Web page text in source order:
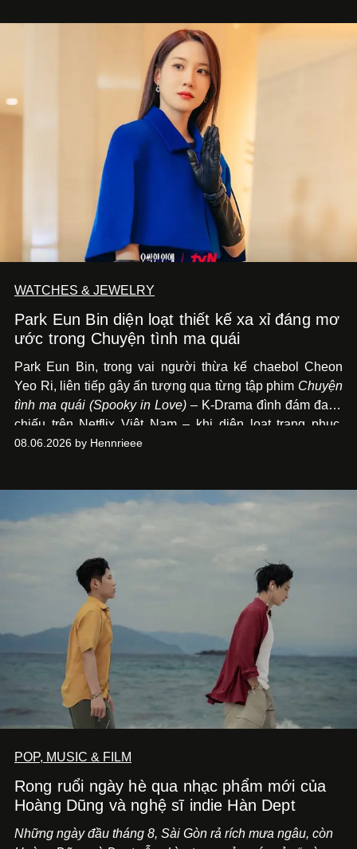
WATCHES & JEWELRY
Park Eun Bin diện loạt thiết kế xa xỉ đáng mơ
ước trong Chuyện tình ma quái
Park Eun Bin, trong vai người thừa kế chaebol Cheon
Yeo Ri, liên tiếp gây ấn tượng qua từng tập phim Chuyện
tình ma quái (Spooky in Love) – K-Drama đình đám đang
chiếu trên Netflix Việt Nam – khi diện loạt trang phục,
đồng hồ & trang sức xa xỉ tương xứng với địa vị trên màn
08.06.2026 by Hennrieee
POP, MUSIC & FILM
Rong ruổi ngày hè qua nhạc phẩm mới của
Hoàng Dũng và nghệ sĩ indie Hàn Dept
Những ngày đầu tháng 8, Sài Gòn rả rích mưa ngâu, còn